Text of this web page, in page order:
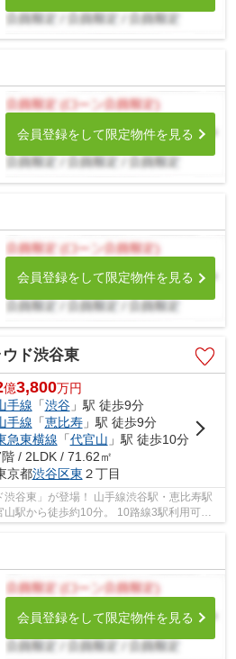
会員登録をして限定物件を見る
会員登録をして限定物件を見る
ウド渋谷東
億3,800万円
手線 「渋谷」駅 徒歩9分
手線 「恵比寿」駅 徒歩9分
急東横線 「代官山 」駅 徒歩10分
/ 2LDK / 71.62㎡
京都渋谷区東 ２丁目
谷東」が登場！ 山手線渋谷駅・恵比寿駅
駅から徒歩約10分。 10路線3駅利用可能
会員登録をして限定物件を見る